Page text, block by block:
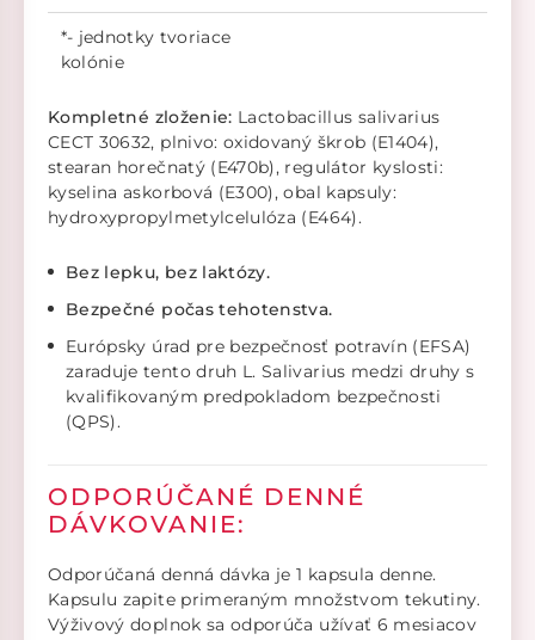
*- jednotky tvoriace
kolónie
Kompletné zloženie: Lactobacillus salivarius
CECT 30632, plnivo: oxidovaný škrob (E1404),
stearan horečnatý (E470b), regulátor kyslosti:
kyselina askorbová (E300), obal kapsuly:
hydroxypropylmetylcelulóza (E464).
Bez lepku, bez laktózy.
Bezpečné počas tehotenstva.
Európsky úrad pre bezpečnosť potravín (EFSA)
zaraduje tento druh L. Salivarius medzi druhy s
kvalifikovaným predpokladom bezpečnosti
(QPS).
ODPORÚČANÉ DENNÉ
DÁVKOVANIE:
Odporúčaná denná dávka je 1 kapsula denne.
Kapsulu zapite primeraným množstvom tekutiny.
Výživový doplnok sa odporúča užívať 6 mesiacov